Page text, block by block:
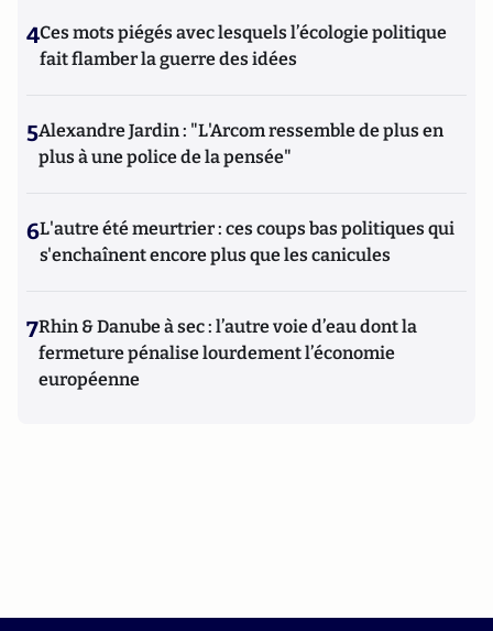
4Ces mots piégés avec lesquels l’écologie politique
fait flamber la guerre des idées
5Alexandre Jardin : "L'Arcom ressemble de plus en
plus à une police de la pensée"
6L'autre été meurtrier : ces coups bas politiques qui
s'enchaînent encore plus que les canicules
7Rhin & Danube à sec : l’autre voie d’eau dont la
fermeture pénalise lourdement l’économie
européenne